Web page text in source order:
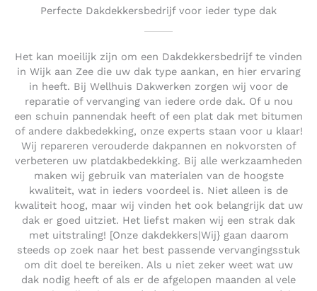
Perfecte Dakdekkersbedrijf voor ieder type dak
Het kan moeilijk zijn om een Dakdekkersbedrijf te vinden
in Wijk aan Zee die uw dak type aankan, en hier ervaring
in heeft. Bij Wellhuis Dakwerken zorgen wij voor de
reparatie of vervanging van iedere orde dak. Of u nou
een schuin pannendak heeft of een plat dak met bitumen
of andere dakbedekking, onze experts staan voor u klaar!
Wij repareren verouderde dakpannen en nokvorsten of
verbeteren uw platdakbedekking. Bij alle werkzaamheden
maken wij gebruik van materialen van de hoogste
kwaliteit, wat in ieders voordeel is. Niet alleen is de
kwaliteit hoog, maar wij vinden het ook belangrijk dat uw
dak er goed uitziet. Het liefst maken wij een strak dak
met uitstraling! [Onze dakdekkers|Wij} gaan daarom
steeds op zoek naar het best passende vervangingsstuk
om dit doel te bereiken. Als u niet zeker weet wat uw
dak nodig heeft of als er de afgelopen maanden al vele